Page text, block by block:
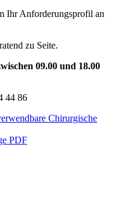
Ihr Anforderungsprofil an
zu Seite.
09.00 und 18.00
44 86
Chirurgische
PDF